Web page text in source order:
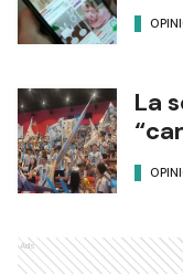
La
Ads